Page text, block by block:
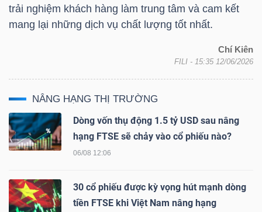
trải nghiệm khách hàng làm trung tâm và cam kết
mang lại những dịch vụ chất lượng tốt nhất.
Chí Kiên
FILI - 15:35 12/06/2026
NÂNG HẠNG THỊ TRƯỜNG
Dòng vốn thụ động 1.5 tỷ USD sau nâng
hạng FTSE sẽ chảy vào cổ phiếu nào?
06/08 12:06
30 cổ phiếu được kỳ vọng hút mạnh dòng
tiền FTSE khi Việt Nam nâng hạng
Công
Truyền
tài
chính